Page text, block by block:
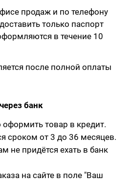
продаж и по телефону
только паспорт
в течение 10
после полной оплаты
банк
товар в кредит.
сроком от 3 до 36 месяцев.
не придётся ехать в банк
на сайте в поле "Ваш